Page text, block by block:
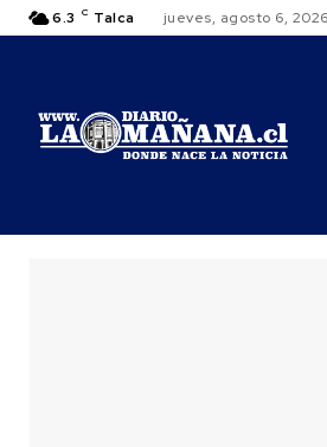
6.3 C Talca jueves, agosto 6, 2026